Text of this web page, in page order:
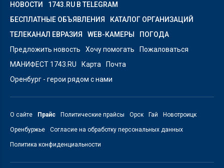
НОВОСТИ
1743.RU В TELEGRAM
БЕСПЛАТНЫЕ ОБЪЯВЛЕНИЯ
КАТАЛОГ ОРГАНИЗАЦИЙ
ТЕЛЕКАНАЛ ЕВРАЗИЯ
WEB-КАМЕРЫ
ПОГОДА
Предложить новость
Хочу помогать
Пожаловаться
МАНИФЕСТ 1743.RU
Карта
Почта
Оренбург - герои рядом с нами
О сайте Прайс Политические прайсы Орск Гай Новотроицк
Оренбуржье Согласие на обработку персональных данных
Политика конфиденциальности